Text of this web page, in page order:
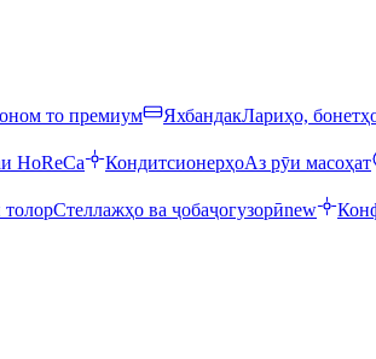
то премиум ЯхбандакЛариҳо,
HoReCa КондитсионерҳоАз рӯи масоҳат
Стеллажҳо ва ҷобаҷогузорӣnew